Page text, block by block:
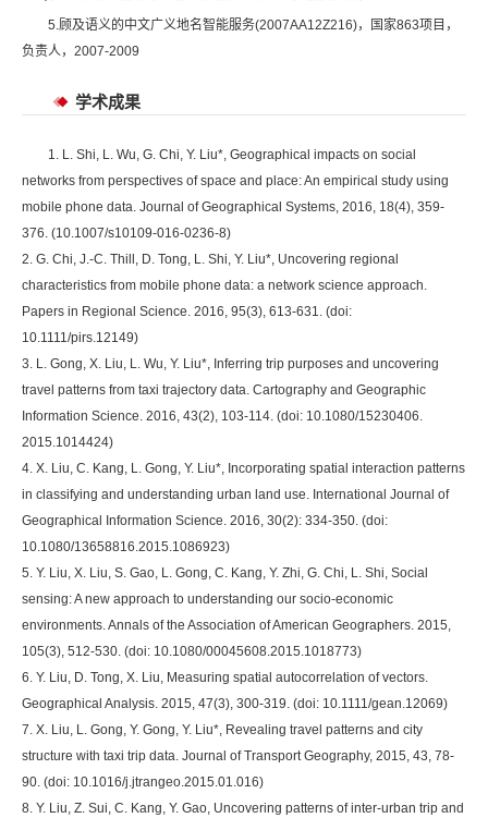
5.顾及语义的中文广义地名智能服务(2007AA12Z216)，国家863项目，
负责人，2007-2009
学术成果
1. L. Shi, L. Wu, G. Chi, Y. Liu*, Geographical impacts on social
networks from perspectives of space and place: An empirical study using
mobile phone data. Journal of Geographical Systems, 2016, 18(4), 359-
376. (10.1007/s10109-016-0236-8)
2. G. Chi, J.-C. Thill, D. Tong, L. Shi, Y. Liu*, Uncovering regional
characteristics from mobile phone data: a network science approach.
Papers in Regional Science. 2016, 95(3), 613-631. (doi:
10.1111/pirs.12149)
3. L. Gong, X. Liu, L. Wu, Y. Liu*, Inferring trip purposes and uncovering
travel patterns from taxi trajectory data. Cartography and Geographic
Information Science. 2016, 43(2), 103-114. (doi: 10.1080/15230406.
2015.1014424)
4. X. Liu, C. Kang, L. Gong, Y. Liu*, Incorporating spatial interaction patterns
in classifying and understanding urban land use. International Journal of
Geographical Information Science. 2016, 30(2): 334-350. (doi:
10.1080/13658816.2015.1086923)
5. Y. Liu, X. Liu, S. Gao, L. Gong, C. Kang, Y. Zhi, G. Chi, L. Shi, Social
sensing: A new approach to understanding our socio-economic
environments. Annals of the Association of American Geographers. 2015,
105(3), 512-530. (doi: 10.1080/00045608.2015.1018773)
6. Y. Liu, D. Tong, X. Liu, Measuring spatial autocorrelation of vectors.
Geographical Analysis. 2015, 47(3), 300-319. (doi: 10.1111/gean.12069)
7. X. Liu, L. Gong, Y. Gong, Y. Liu*, Revealing travel patterns and city
structure with taxi trip data. Journal of Transport Geography, 2015, 43, 78-
90. (doi: 10.1016/j.jtrangeo.2015.01.016)
8. Y. Liu, Z. Sui, C. Kang, Y. Gao, Uncovering patterns of inter-urban trip and